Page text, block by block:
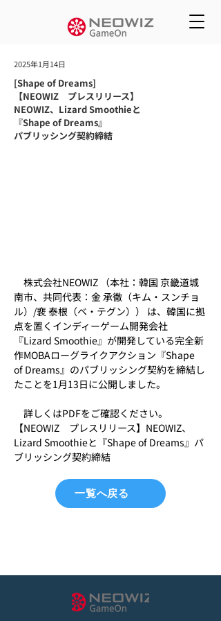
2025年1月14日
[Shape of Dreams]
【NEOWIZ プレスリリース】
NEOWIZ、Lizard Smoothieと
『Shape of Dreams』
パブリッシング契約締結
株式会社NEOWIZ （本社：韓国 京畿道城
南市、共同代表：金 承徹（キム・スンチョ
ル）/裵 泰根（ベ・テグン）） は、韓国に拠
点を置くインディーゲーム開発会社
『Lizard Smoothie』が開発している完全新
作MOBAローグライクアクション『Shape
of Dreams』のパブリッシング契約を締結し
たことを1月13日に公開しました。
詳しくはPDFをご確認ください。
【NEOWIZ　プレスリリース】NEOWIZ、
Lizard Smoothieと『Shape of Dreams』パ
ブリッシング契約締結
一覧へ戻る